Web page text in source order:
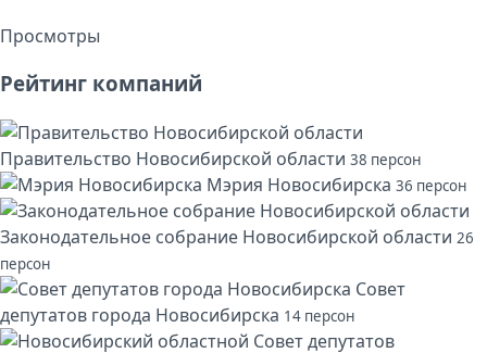
Просмотры
Рейтинг компаний
Правительство Новосибирской области 38 персон
Мэрия Новосибирска 36 персон
Законодательное собрание Новосибирской области 26
персон
Совет
депутатов города Новосибирска 14 персон